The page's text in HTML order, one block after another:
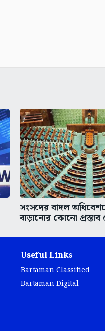
সংসদের বাদল
বাড়ানোর কোনো
Useful Links
Bartaman Classified
Bartaman Digital